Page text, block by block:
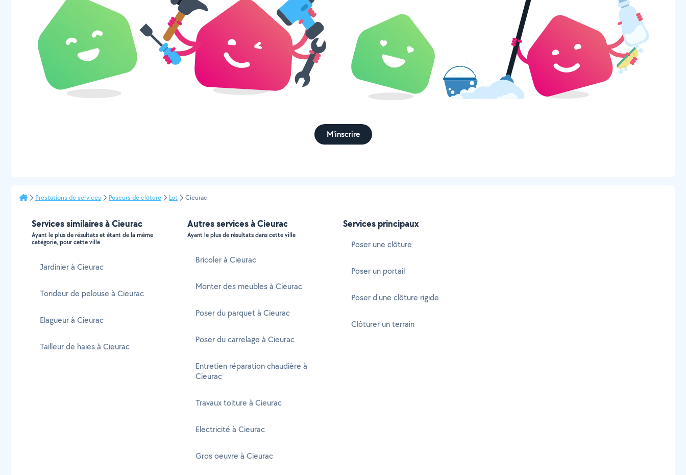
M'inscrire
Prestations de services Poseurs de clôture Lot Cieurac
Services similaires à Cieurac
Ayant le plus de résultats et étant de la même
catégorie, pour cette ville
Jardinier à Cieurac
Tondeur de pelouse à Cieurac
Elagueur à Cieurac
Tailleur de haies à Cieurac
Autres services à Cieurac
Ayant le plus de résultats dans cette ville
Bricoler à Cieurac
Monter des meubles à Cieurac
Poser du parquet à Cieurac
Poser du carrelage à Cieurac
Entretien réparation chaudière à
Cieurac
Travaux toiture à Cieurac
Electricité à Cieurac
Gros oeuvre à Cieurac
Services principaux
Poser une clôture
Poser un portail
Poser d'une clôture rigide
Clôturer un terrain